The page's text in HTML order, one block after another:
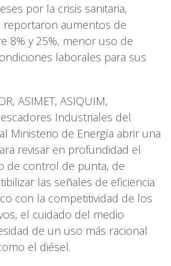
por la crisis sanitaria,
reportaron aumentos de
8% y 25%, menor uso de
laborales para sus
ASIMET, ASIQUIM,
Industriales del
Ministerio de Energía abrir una
revisar en profundidad el
de control de punta, de
las señales de eficiencia
con la competitividad de los
el cuidado del medio
de un uso más racional
el diésel.